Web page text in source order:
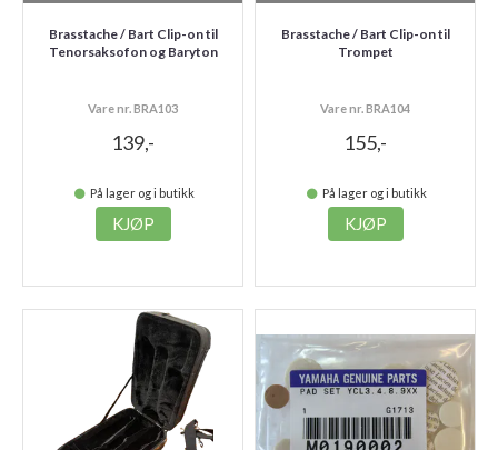
Brasstache / Bart Clip-on til
Tenorsaksofon og Baryton
Vare nr. BRA103
139,-
På lager og i butikk
KJØP
Brasstache / Bart Clip-on til
Trompet
Vare nr. BRA104
155,-
På lager og i butikk
KJØP